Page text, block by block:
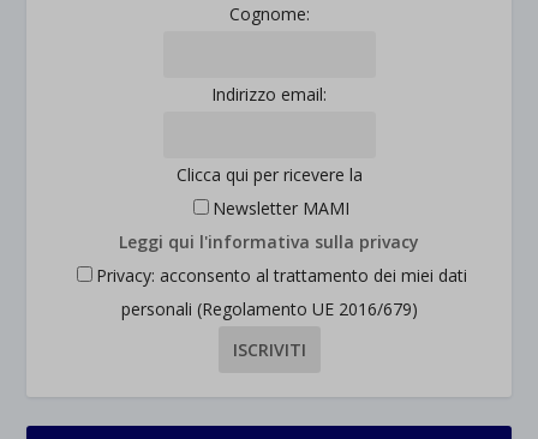
Cognome:
Indirizzo email:
Clicca qui per ricevere la
Newsletter MAMI
Leggi qui l'informativa sulla privacy
Privacy: acconsento al trattamento dei miei dati
personali (Regolamento UE 2016/679)